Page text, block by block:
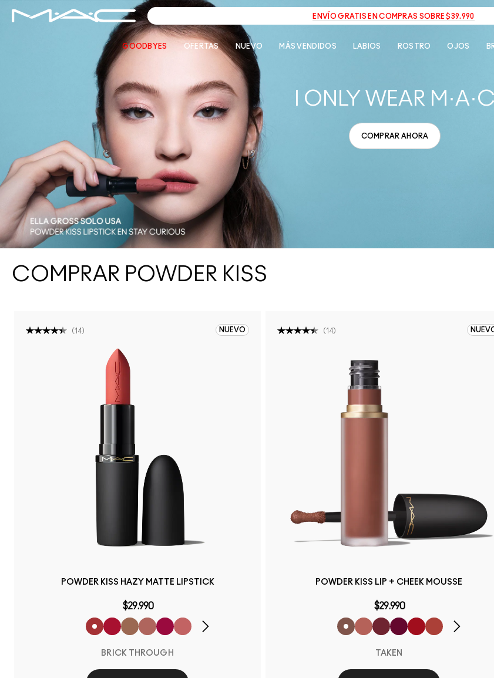
ENVÍO GRATIS EN COMPRAS SOBRE $39.990
GOODBYES OFERTAS NUEVO MÁS VENDIDOS LABIOS ROSTRO OJOS
I ONLY WEAR M·A·C
COMPRAR AHORA
COMPRAR POWDER KISS
NUEVO
(14)
POWDER KISS HAZY MATTE LIPSTICK
$29.990
BRICK THROUGH
(14)
POWDER KISS LIP + CHEEK MOUSSE
$29.990
TAKEN